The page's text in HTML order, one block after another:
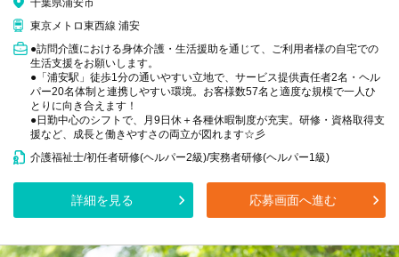
千葉県浦安市
東京メトロ東西線 浦安
●訪問介護における身体介護・生活援助を通じて、ご利用者様の自宅での
生活支援をお願いします。
●「浦安駅」徒歩1分の通いやすい立地で、サービス提供責任者2名・ヘル
パー20名体制と連携しやすい環境。お客様数57名と適度な規模で一人ひ
とりに向き合えます！
●日勤中心のシフトで、月9日休＋各種休暇制度が充実。研修・資格取得支
援など、成長と働きやすさの両立が図れます☆彡
介護福祉士/初任者研修(ヘルパー2級)/実務者研修(ヘルパー1級)
詳細を見る 応募画面へ進む